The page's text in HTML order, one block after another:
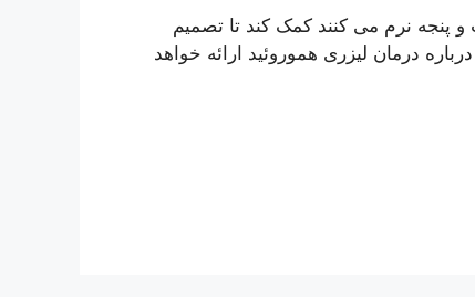
پنجه نرم می کنند کمک کند تا تصمیم
درمان لیزری هموروئید ارائه خواهد